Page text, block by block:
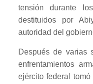
tensión durante
destituidos por
autoridad del
Después de varias
enfrentamientos
ejército federal